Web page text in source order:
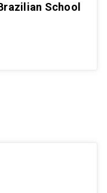
School